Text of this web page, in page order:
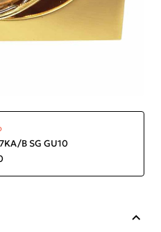
B SG GU10